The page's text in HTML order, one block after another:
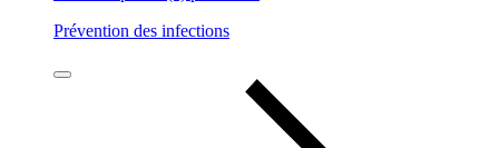
Prévention des infections